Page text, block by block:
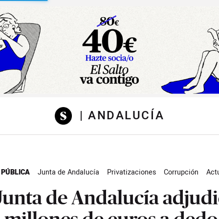
| ANDALUCÍA
Junta de Andalucía Privatizaciones Corrupción
de Andalucía